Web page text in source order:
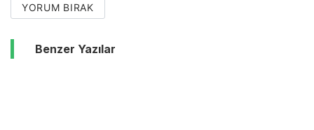
YORUM BIRAK
Benzer Yazılar